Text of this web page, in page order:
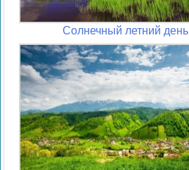
Солнечный летний день